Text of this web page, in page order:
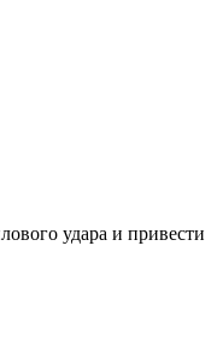
удара и привести